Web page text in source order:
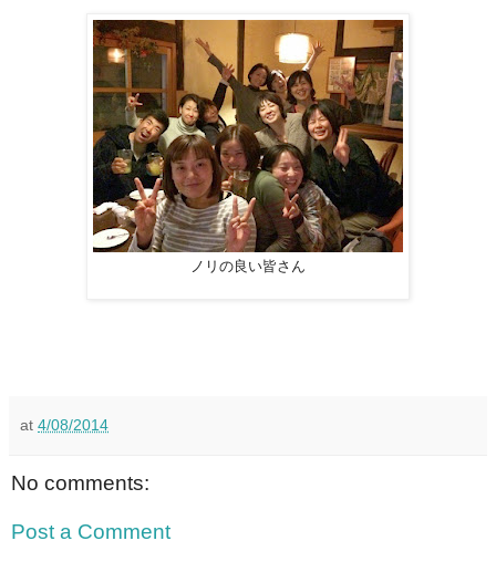
ノリの良い皆さん
at 4/08/2014
No comments:
Post a Comment